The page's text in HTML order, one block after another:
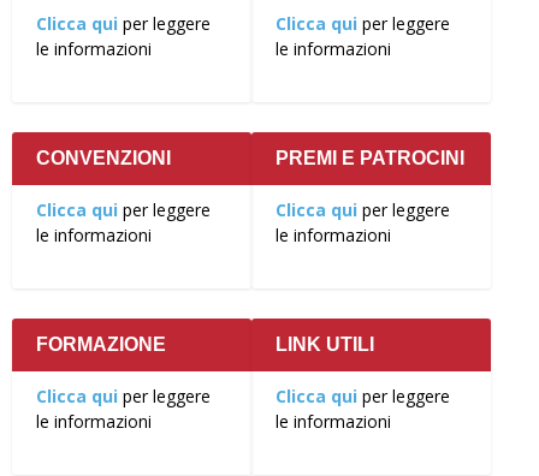
Clicca qui per leggere
le informazioni
Clicca qui per leggere
le informazioni
CONVENZIONI
Clicca qui per leggere
le informazioni
PREMI E PATROCINI
Clicca qui per leggere
le informazioni
FORMAZIONE
Clicca qui per leggere
le informazioni
LINK UTILI
Clicca qui per leggere
le informazioni